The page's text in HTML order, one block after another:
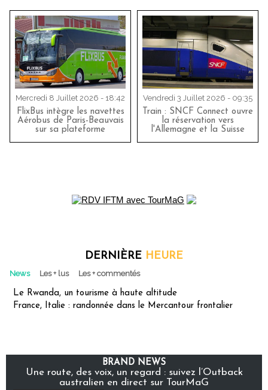
Mercredi 8 Juillet 2026 - 18:42
FlixBus intègre les navettes
Aérobus de Paris-Beauvais
sur sa plateforme
Vendredi 3 Juillet 2026 - 09:35
Train : SNCF Connect ouvre
la réservation vers
l'Allemagne et la Suisse
DERNIÈRE HEURE
News Les + lus Les + commentés
Le Rwanda, un tourisme à haute altitude
France, Italie : randonnée dans le Mercantour frontalier
BRAND NEWS
Une route, des voix, un regard : suivez l’Outback
australien en direct sur TourMaG